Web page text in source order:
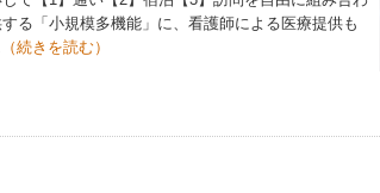
る「小規模多機能」に、看護師による医療提供も
（続きを読む）